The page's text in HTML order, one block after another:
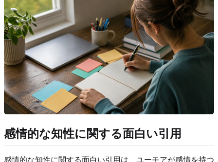
感情的な知性に関する面白い引用
感情的な知性に関する面白い引用は、ユーモアが感情を持つ